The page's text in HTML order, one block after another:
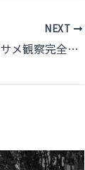
NEXT
緑陰に響く美しい囀り、ヤブサメ観察完全ガイド：生態・識別・観察スポットとテクニックを徹底解説